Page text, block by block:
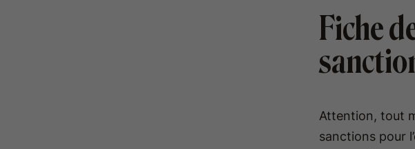
Fiche
Attention, tout
sanctions pour